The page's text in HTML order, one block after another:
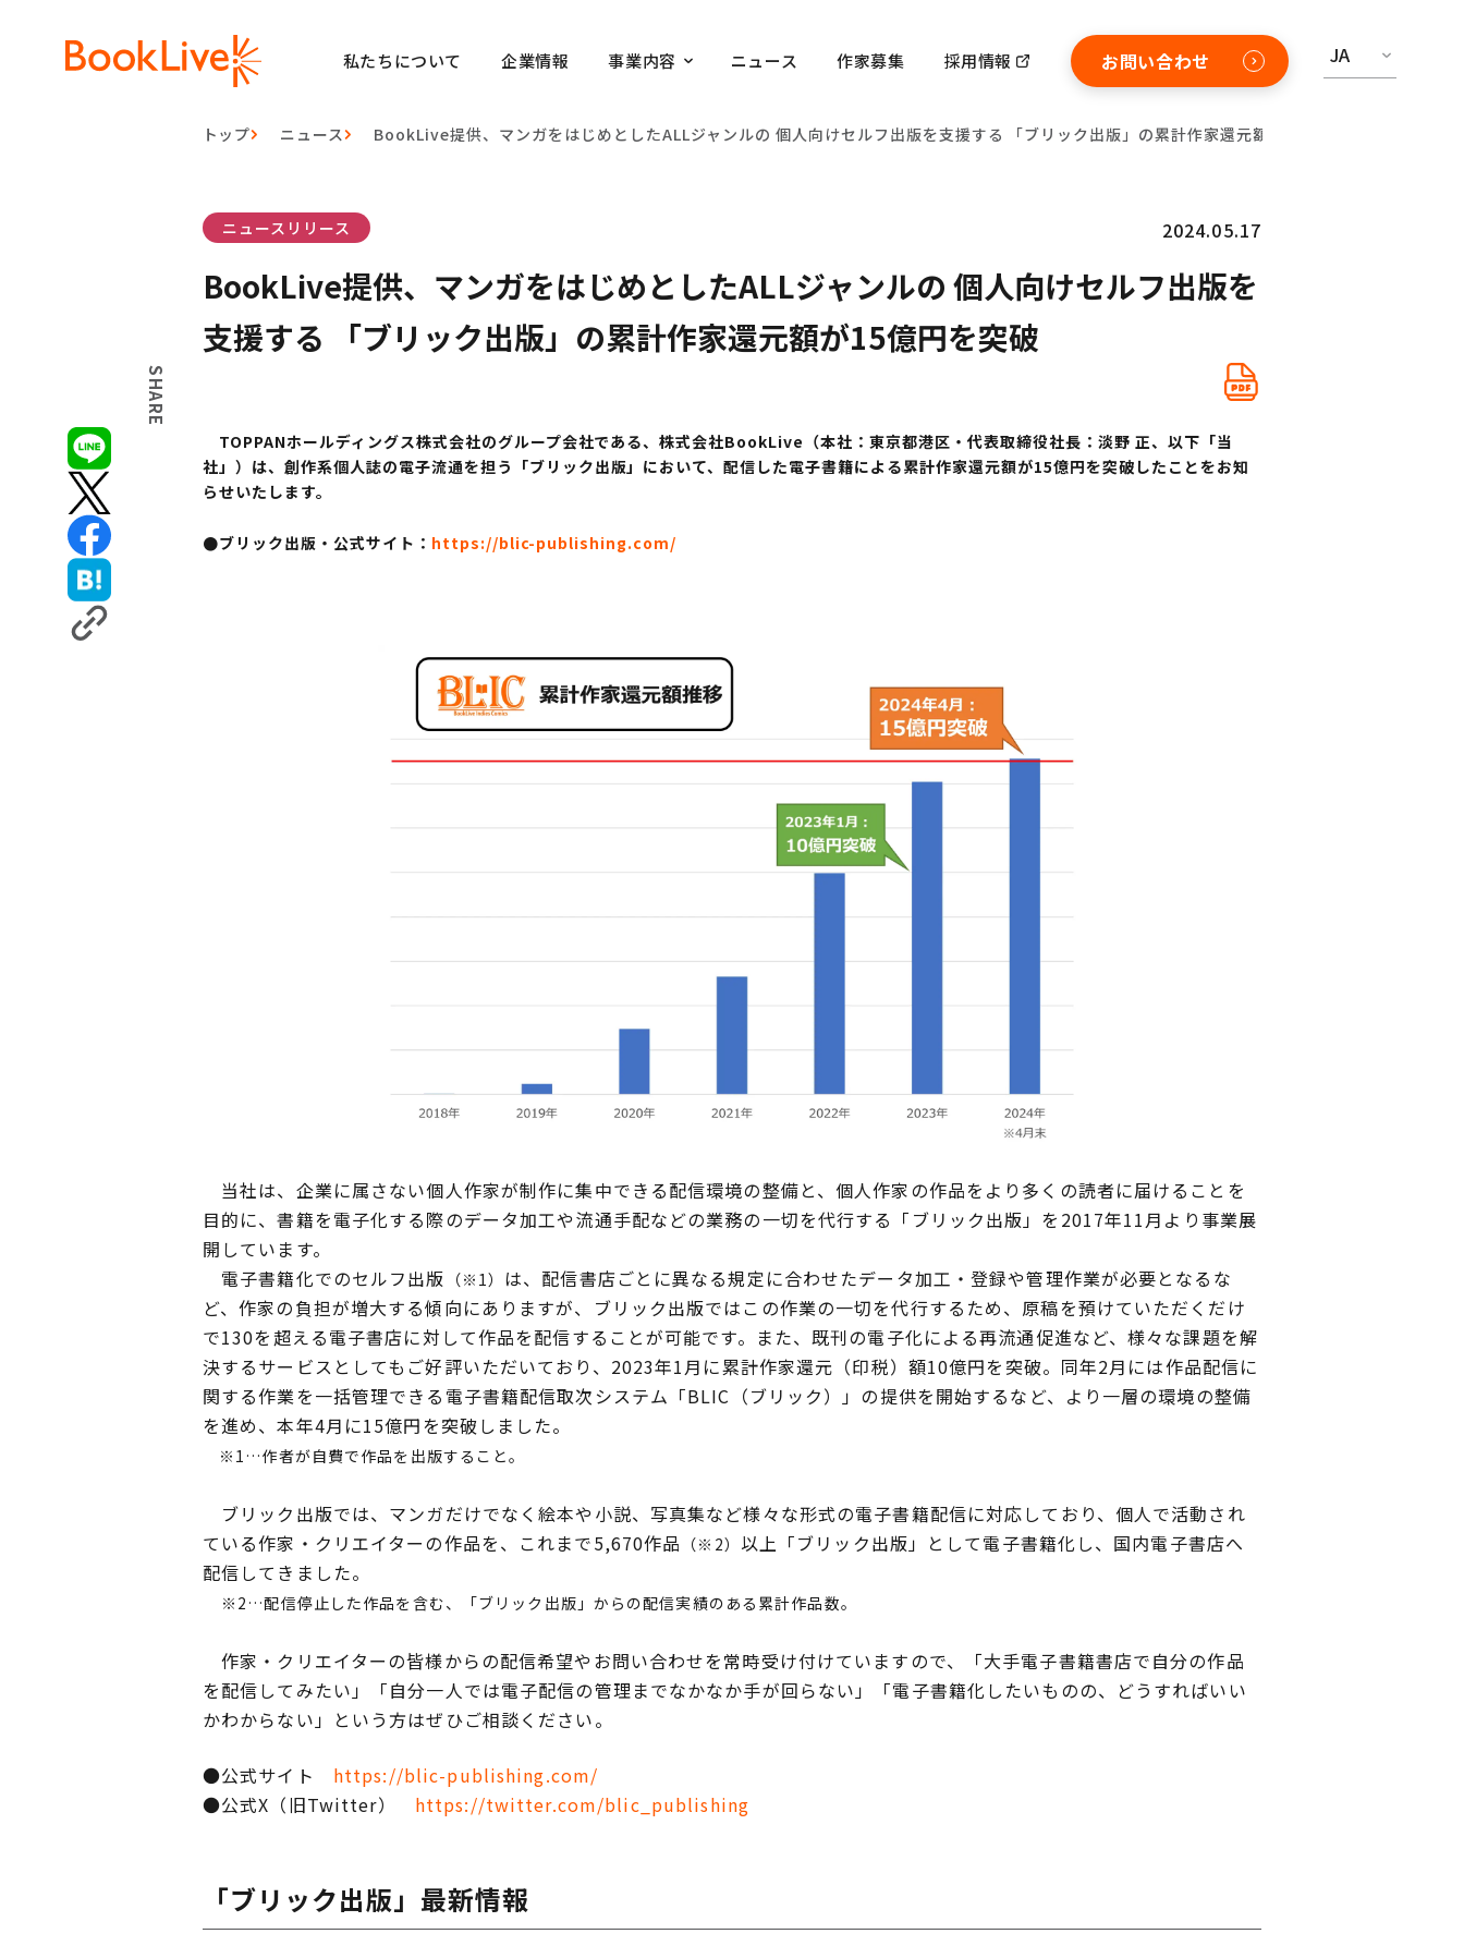
私たちについて 企業情報 事業内容 ニュース 作家募集 採用情報 お問い合わせ JA
トップ ニュース BookLive提供、マンガをはじめとしたALLジャンルの 個人向けセルフ出版を支援する 「ブリック出版」の累計作家還元額が15億円を突破
SHARE
ニュースリリース 2024.05.17
BookLive提供、マンガをはじめとしたALLジャンルの 個人向けセルフ出版を
支援する 「ブリック出版」の累計作家還元額が15億円を突破
TOPPANホールディングス株式会社のグループ会社である、株式会社BookLive（本社：東京都港区・代表取締役社長：淡野 正、以下「当
社」）は、創作系個人誌の電子流通を担う「ブリック出版」において、配信した電子書籍による累計作家還元額が15億円を突破したことをお知
らせいたします。
●ブリック出版・公式サイト： https://blic-publishing.com/
当社は、企業に属さない個人作家が制作に集中できる配信環境の整備と、個人作家の作品をより多くの読者に届けることを
目的に、書籍を電子化する際のデータ加工や流通手配などの業務の一切を代行する「ブリック出版」を2017年11月より事業展
開しています。
電子書籍化でのセルフ出版 （※1） は、配信書店ごとに異なる規定に合わせたデータ加工・登録や管理作業が必要となるな
ど、作家の負担が増大する傾向にありますが、ブリック出版ではこの作業の一切を代行するため、原稿を預けていただくだけ
で130を超える電子書店に対して作品を配信することが可能です。また、既刊の電子化による再流通促進など、様々な課題を解
決するサービスとしてもご好評いただいており、2023年1月に累計作家還元（印税）額10億円を突破。同年2月には作品配信に
関する作業を一括管理できる電子書籍配信取次システム「BLIC（ブリック）」の提供を開始するなど、より一層の環境の整備
を進め、本年4月に15億円を突破しました。
※1…作者が自費で作品を出版すること。
ブリック出版では、マンガだけでなく絵本や小説、写真集など様々な形式の電子書籍配信に対応しており、個人で活動され
ている作家・クリエイターの作品を、これまで5,670作品 （※2） 以上「ブリック出版」として電子書籍化し、国内電子書店へ
配信してきました。
※2…配信停止した作品を含む、「ブリック出版」からの配信実績のある累計作品数。
作家・クリエイターの皆様からの配信希望やお問い合わせを常時受け付けていますので、「大手電子書籍書店で自分の作品
を配信してみたい」「自分一人では電子配信の管理までなかなか手が回らない」「電子書籍化したいものの、どうすればいい
かわからない」という方はぜひご相談ください。
●公式サイト https://blic-publishing.com/
●公式X（旧Twitter） https://twitter.com/blic_publishing
「ブリック出版」最新情報